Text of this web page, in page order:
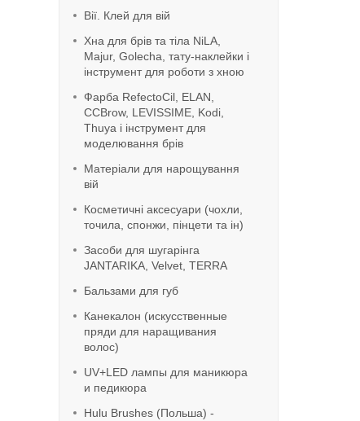
Вії. Клей для вій
Хна для брів та тіла NiLA,
Majur, Golecha, тату-наклейки і
інструмент для роботи з хною
Фарба RefeсtoCil, ELAN,
CCBrow, LEVISSIME, Kodi,
Thuya і інструмент для
моделювання брів
Матеріали для нарощування
вій
Косметичні аксесуари (чохли,
точила, спонжи, пінцети та ін)
Засоби для шугарінга
JANTARIKA, Velvet, TERRA
Бальзами для губ
Канекалон (искусственные
пряди для наращивания
волос)
UV+LED лампы для маникюра
и педикюра
Hulu Brushes (Польша) -